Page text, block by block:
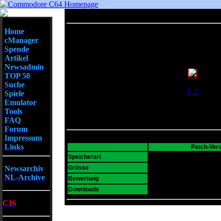
Home
cManager
Spende
Artikel
Newsadmin
TOP 50
Suche
Spiele
Emulator
Tools
FAQ
Forum
Impressum
Links
Newsarchiv
NL-Archive
C16
1 2
Patch-
Speicherart
Grösse
Bewertung
Downloads